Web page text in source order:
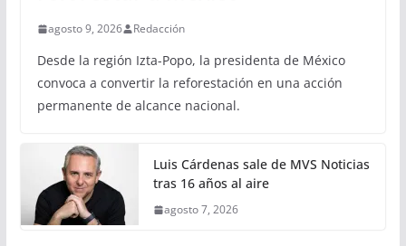
agosto 9, 2026 Redacción
Desde la región Izta-Popo, la presidenta de México
convoca a convertir la reforestación en una acción
permanente de alcance nacional.
Luis Cárdenas sale de MVS Noticias
tras 16 años al aire
agosto 7, 2026